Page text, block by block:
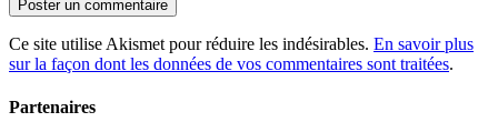
Ce site utilise Akismet pour réduire les indésirables. En savoir plus
sur la façon dont les données de vos commentaires sont traitées.
Partenaires